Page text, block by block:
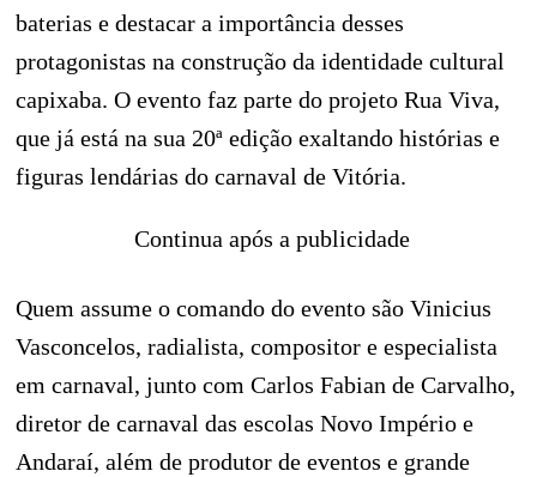
baterias e destacar a importância desses
protagonistas na construção da identidade cultural
capixaba. O evento faz parte do projeto Rua Viva,
que já está na sua 20ª edição exaltando histórias e
figuras lendárias do carnaval de Vitória.
Continua após a publicidade
Quem assume o comando do evento são Vinicius
Vasconcelos, radialista, compositor e especialista
em carnaval, junto com Carlos Fabian de Carvalho,
diretor de carnaval das escolas Novo Império e
Andaraí, além de produtor de eventos e grande